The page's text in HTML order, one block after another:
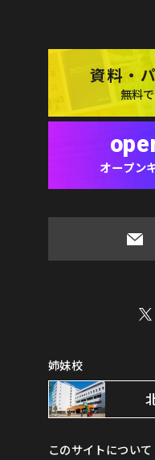
資料・
無料
オープン
姉妹校
このサイトについて